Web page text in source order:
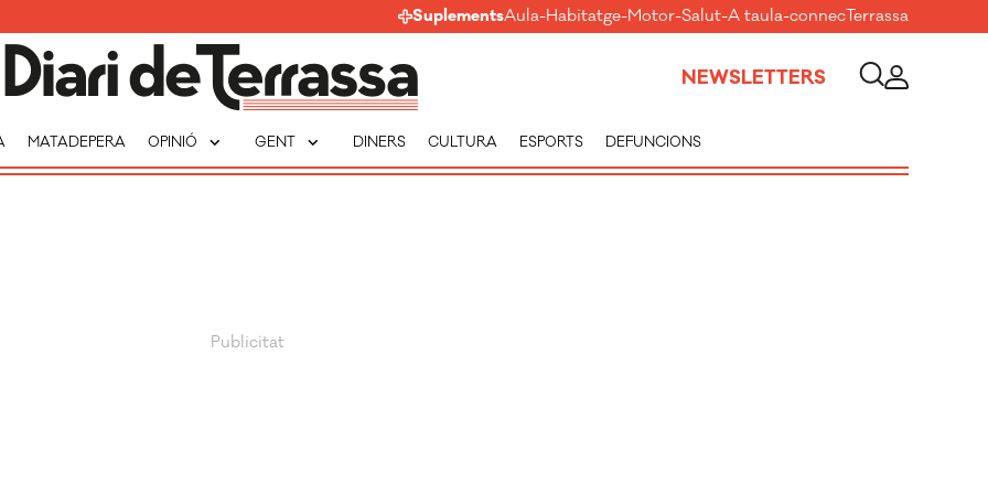
SuplementsAula-Habitatge-Motor-Salut-A taula-connecTerrassa
NEWSLETTERS
MATADEPERA OPINIÓ expand_more GENT expand_more DINERS CULTURA ESPORTS DEFUNCIONS